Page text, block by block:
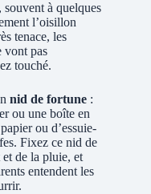
, souvent à quelques
l’oisillon
tenace, les
vont pas
touché.
nid de fortune :
ou une boîte en
ou d’essuie-
Fixez ce nid de
et de la pluie, et
entendent les